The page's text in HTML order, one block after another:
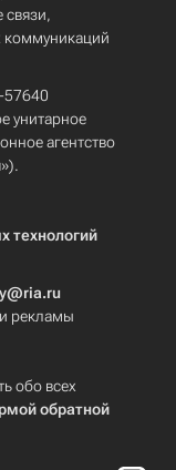
связи,
коммуникаций
57640
унитарное
агентство
технологий
рекламы
обо всех
обратной